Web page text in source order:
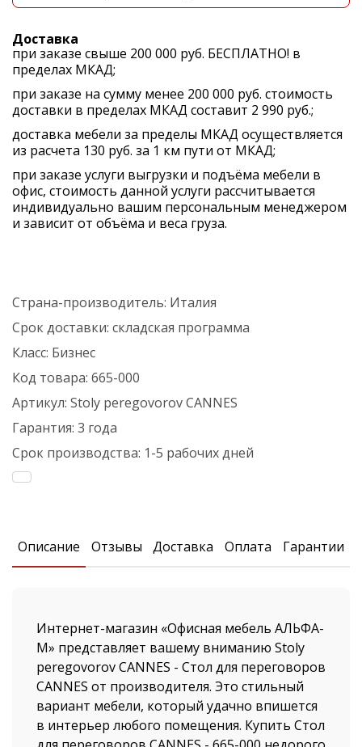
Доставка
при заказе свыше 200 000 руб. БЕСПЛАТНО! в
пределах МКАД;
при заказе на сумму менее 200 000 руб. стоимость
доставки в пределах МКАД составит 2 990 руб.;
доставка мебели за пределы МКАД осуществляется
из расчета 130 руб. за 1 км пути от МКАД;
при заказе услуги выгрузки и подъёма мебели в
офис, стоимость данной услуги рассчитывается
индивидуально вашим персональным менеджером
и зависит от объёма и веса груза.
Страна-производитель: Италия
Срок доставки: складская программа
Класс: Бизнес
Код товара: 665-000
Артикул: Stoly peregovorov CANNES
Гарантия: 3 года
Срок производства: 1-5 рабочих дней
Описание Отзывы Доставка Оплата Гарантии
Интернет-магазин «Офисная мебель АЛЬФА-
М» представляет вашему вниманию Stoly
peregovorov CANNES - Стол для переговоров
CANNES от производителя. Это стильный
вариант мебели, который удачно впишется
в интерьер любого помещения. Купить Стол